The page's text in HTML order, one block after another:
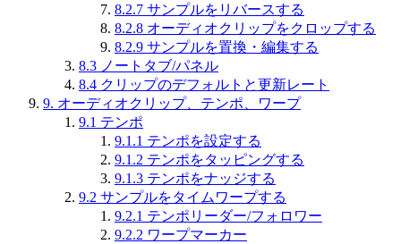
8.2.7 サンプルをリバースする
8.2.8 オーディオクリップをクロップする
8.2.9 サンプルを置換・編集する
8.3 ノートタブ/パネル
8.4 クリップのデフォルトと更新レート
9. オーディオクリップ、テンポ、ワープ
9.1 テンポ
9.1.1 テンポを設定する
9.1.2 テンポをタッピングする
9.1.3 テンポをナッジする
9.2 サンプルをタイムワープする
9.2.1 テンポリーダー/フォロワー
9.2.2 ワープマーカー